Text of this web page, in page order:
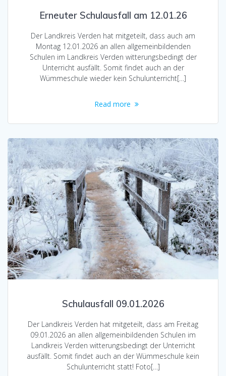
Erneuter Schulausfall am 12.01.26
Der Landkreis Verden hat mitgeteilt, dass auch am
Montag 12.01.2026 an allen allgemeinbildenden
Schulen im Landkreis Verden witterungsbedingt der
Unterricht ausfällt. Somit findet auch an der
Wümmeschule wieder kein Schulunterricht[…]
Read more
Schulausfall 09.01.2026
Der Landkreis Verden hat mitgeteilt, dass am Freitag
09.01.2026 an allen allgemeinbildenden Schulen im
Landkreis Verden witterungsbedingt der Unterricht
ausfällt. Somit findet auch an der Wümmeschule kein
Schulunterricht statt! Foto[…]